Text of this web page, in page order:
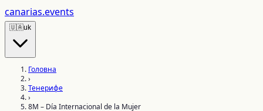
canarias.events
🇺🇦uk
Головна
›
Тенерифе
›
8M – Día Internacional de la Mujer